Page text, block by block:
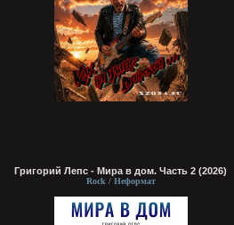
Григорий Лепс - Мира в дом. Часть 2 (2026)
Rock / Неформат